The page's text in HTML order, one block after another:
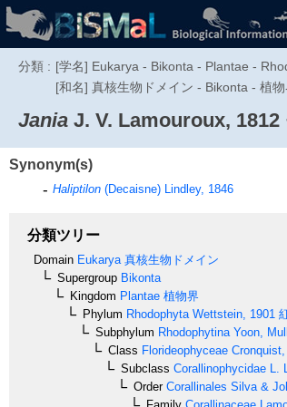
分類 : [学名] Eukarya - Bikonta - Plantae -
[和名] 真核生物ドメイン - Bikonta - 植
Jania J. V. Lamouroux, 1812
Synonym(s)
Haliptilon (Decaisne) Lindley, 1846
分類ツリー
Domain Eukarya 真核生物ドメイン
Supergroup Bikonta
Kingdom Plantae 植物界
Phylum Rhodophyta Wettstein, 1901
Subphylum Rhodophytina Yoon,
Class Florideophyceae
Subclass Corallinophycidae L.
OrderCorallinales Silva &